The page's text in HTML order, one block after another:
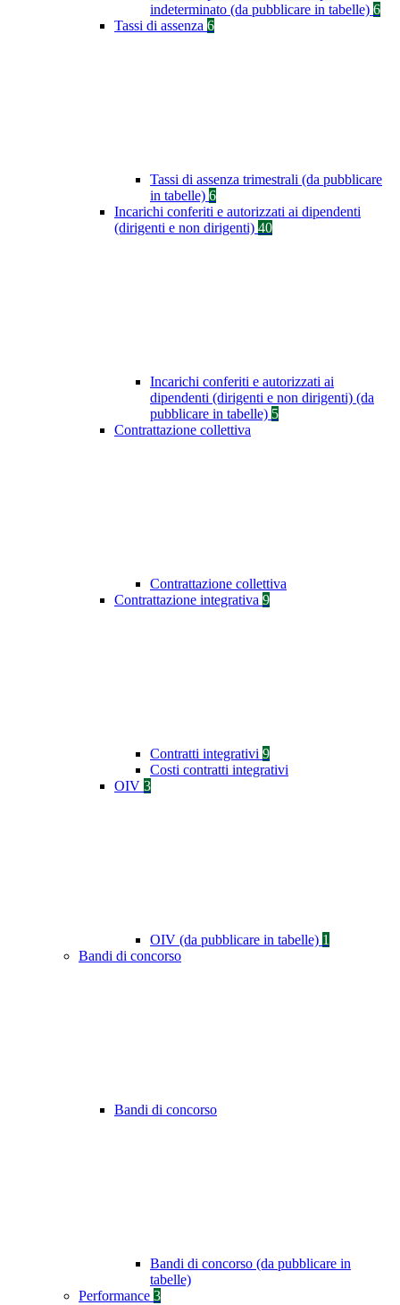
indeterminato (da pubblicare in tabelle) 6
Tassi di assenza 6
Tassi di assenza trimestrali (da pubblicare
in tabelle) 6
Incarichi conferiti e autorizzati ai dipendenti
(dirigenti e non dirigenti) 40
Incarichi conferiti e autorizzati ai
dipendenti (dirigenti e non dirigenti) (da
pubblicare in tabelle) 5
Contrattazione collettiva
Contrattazione collettiva
Contrattazione integrativa 9
Contratti integrativi 9
Costi contratti integrativi
OIV 3
OIV (da pubblicare in tabelle) 1
Bandi di concorso
Bandi di concorso
Bandi di concorso (da pubblicare in
tabelle)
Performance 3